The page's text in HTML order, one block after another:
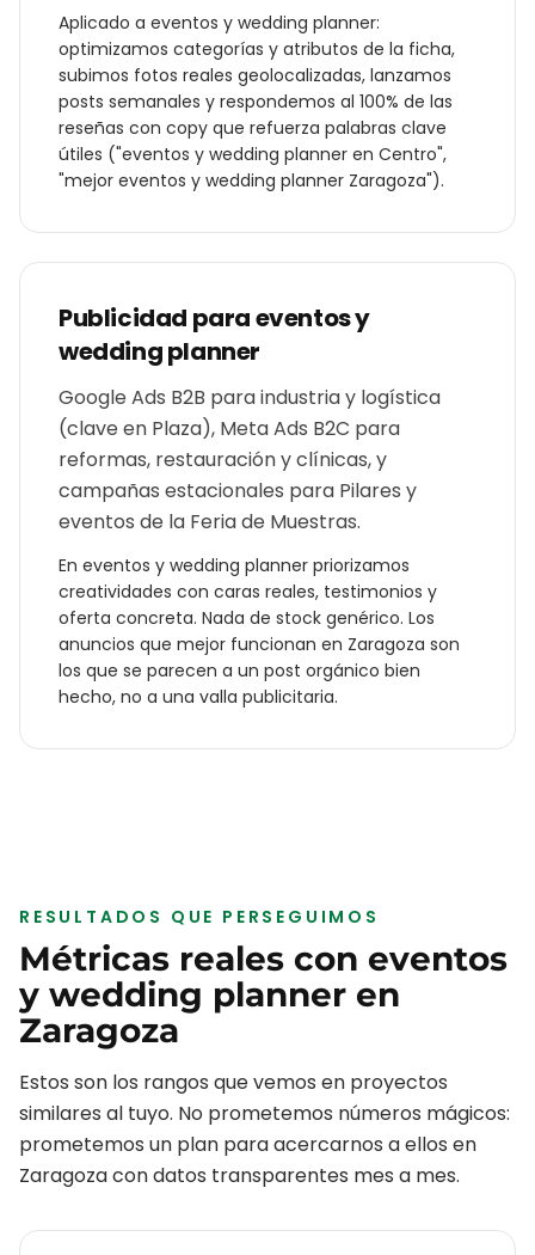
Aplicado a eventos y wedding planner:
optimizamos categorías y atributos de la ficha,
subimos fotos reales geolocalizadas, lanzamos
posts semanales y respondemos al 100% de las
reseñas con copy que refuerza palabras clave
útiles ("eventos y wedding planner en Centro",
"mejor eventos y wedding planner Zaragoza").
Publicidad paraeventos y
wedding planner
Google Ads B2B para industria y logística
(clave en Plaza), Meta Ads B2C para
reformas, restauración y clínicas, y
campañas estacionales para Pilares y
eventos de la Feria de Muestras.
En eventos y wedding planner priorizamos
creatividades con caras reales, testimonios y
oferta concreta. Nada de stock genérico. Los
anuncios que mejor funcionan en Zaragoza son
los que se parecen a un post orgánico bien
hecho, no a una valla publicitaria.
RESULTADOS QUE PERSEGUIMOS
Métricas reales con eventos
y wedding planner en
Zaragoza
Estos son los rangos que vemos en proyectos
similares al tuyo. No prometemos números mágicos:
prometemos un plan para acercarnos a ellos en
Zaragozacon datos transparentes mes a mes.